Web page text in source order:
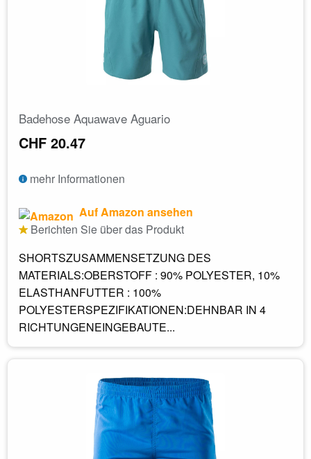
Badehose Aquawave Aguario
CHF 20.47
mehr Informationen
Auf Amazon ansehen
Berichten Sie über das Produkt
SHORTSZUSAMMENSETZUNG DES
MATERIALS:OBERSTOFF : 90% POLYESTER, 10%
ELASTHANFUTTER : 100%
POLYESTERSPEZIFIKATIONEN:DEHNBAR IN 4
RICHTUNGENEINGEBAUTE...